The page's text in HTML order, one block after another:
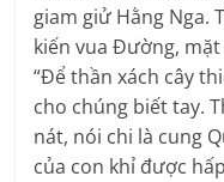
giam giử Hằng Nga.
kiến vua Đường,
“Để thần xách cây
cho chúng biết tay.
nát, nói chi là cung
của con khỉ được